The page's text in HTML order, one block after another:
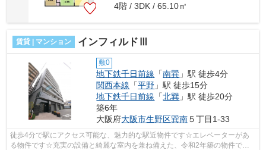
4階 / 3DK / 65.10㎡
賃貸 | マンション インフィルドⅢ
敷0
地下鉄千日前線 「南巽 」駅 徒歩4分
関西本線 「平野 」駅 徒歩15分
地下鉄千日前線 「北巽 」駅 徒歩20分
築6年
大阪府大阪市生野区巽南５丁目1-33
徒歩4分で駅にアクセス可能な、魅力的な駅近物件です☆エレベーターがあ
る物件です☆充実の設備と綺麗な室内を兼ね備えた、令和2年築の物件です